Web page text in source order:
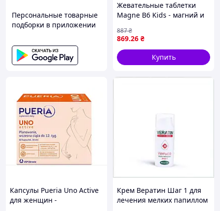
Персональные товарные
подборки в приложении
Жевательные таблетки
Magne B6 Kids - магний и
шт
869.26 ₴
887₴
Купить
Капсулы Pueria Uno Active
для женщин -
Крем Вератин Шаг 1 для
лечения мелких папиллом